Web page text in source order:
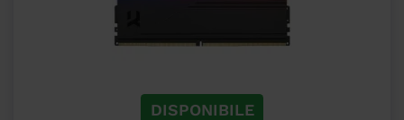
DISPONIBILE